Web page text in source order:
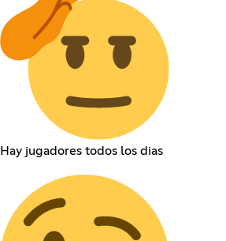
Hay jugadores todos los dias